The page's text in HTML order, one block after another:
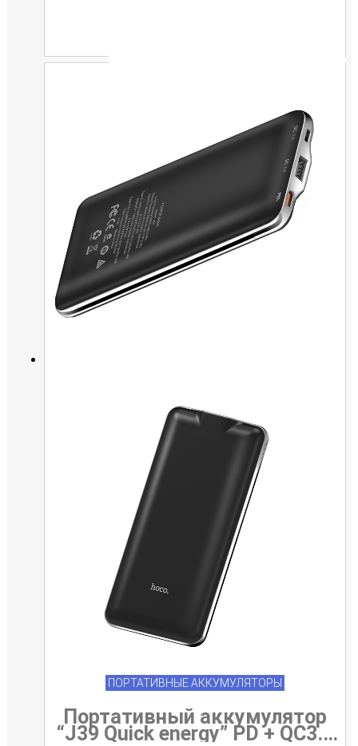
ПОРТАТИВНЫЕ АККУМУЛЯТОРЫ
Портативный аккумулятор
“J39 Quick energy” PD + QC3.0